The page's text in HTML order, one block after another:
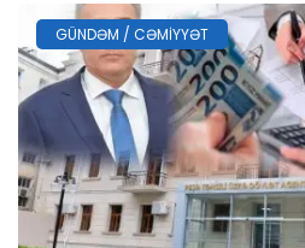
GÜNDƏM / CƏMIYYƏT